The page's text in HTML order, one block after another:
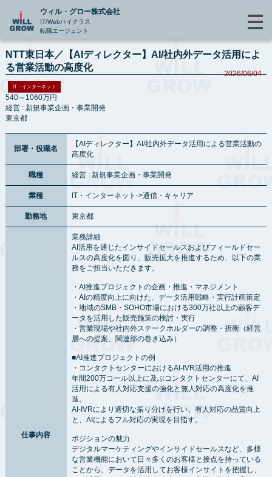
ウィル・グロー株式会社
IT/Webハイクラス
転職エージェント
NTT東日本／【AIディレクター】AI/社内外データ活用によ
る営業活動の高度化
2026/06/04
IT・インターネット
540～1060万円
経営 : 新規事業企画・事業開発
東京都
部署・役職名
【AIディレクター】AI/社内外データ活用による営業活動の
高度化
職種 経営 : 新規事業企画・事業開発
業種 IT・インターネット->通信・キャリア
勤務地 東京都
仕事内容
業務詳細
AI活用を通じたインサイドセールスおよびフィールドセー
ルスの高度化を図り、販売拡大を推進するため、以下の業
務をご担当いただきます。
・AI推進プロジェクトの企画・推進・マネジメント
・AIの精度向上に向けた、データ活用戦略・実行計画策定
・地域のSMB・SOHO市場における300万社以上の顧客デ
ータを活用した販売施策の検討・実行
・営業現場や社内外ステークホルダーの調整・折衝（経営
層への提案、関連部の巻き込み）
■AI推進プロジェクトの例
・コンタクトセンターにおけるAI-IVR活用の推進
年間200万コール以上に及ぶコンタクトセンターにて、AI
活用による有人対応支援の強化と無人対応の高度化を推
進。
AI-IVRにより適切な振り分けを行い、有人対応の品質向上
と、AIによるフル対応の実現を目指す。
ポジションの魅力
デジタルマーケティングやインサイドセールスなど、多様
な営業機能において日々多くのお客様と接点を持っている
ことから、データを活用してお客様インサイトを把握し、